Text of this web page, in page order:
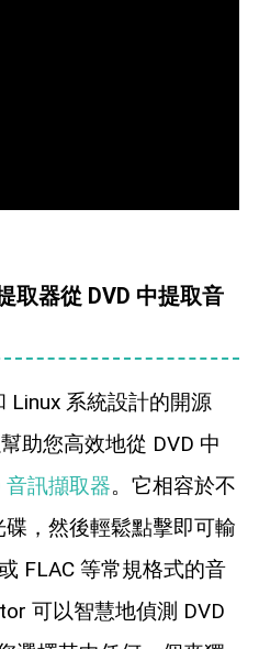
取器從 DVD 中提取音
Linux 系統設計的開源
助您高效地從 DVD 中
音訊擷取器。它相容於不
，然後輕鬆點擊即可輸
FLAC 等常規格式的音
可以智慧地偵測 DVD